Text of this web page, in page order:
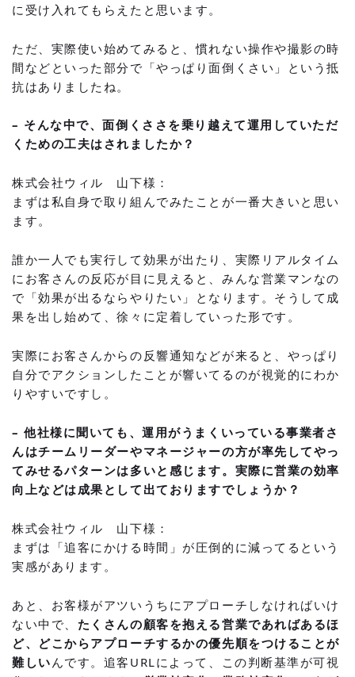
に受け入れてもらえたと思います。
ただ、実際使い始めてみると、慣れない操作や撮影の時
間などといった部分で「やっぱり面倒くさい」という抵
抗はありましたね。
– そんな中で、面倒くささを乗り越えて運用していただ
くための工夫はされましたか？
株式会社ウィル 山下様：
まずは私自身で取り組んでみたことが一番大きいと思い
ます。
誰か一人でも実行して効果が出たり、実際リアルタイム
にお客さんの反応が目に見えると、みんな営業マンなの
で「効果が出るならやりたい」となります。そうして成
果を出し始めて、徐々に定着していった形です。
実際にお客さんからの反響通知などが来ると、やっぱり
自分でアクションしたことが響いてるのが視覚的にわか
りやすいですし。
– 他社様に聞いても、運用がうまくいっている事業者さ
んはチームリーダーやマネージャーの方が率先してやっ
てみせるパターンは多いと感じます。実際に営業の効率
向上などは成果として出ておりますでしょうか？
株式会社ウィル 山下様：
まずは「追客にかける時間」が圧倒的に減ってるという
実感があります。
あと、お客様がアツいうちにアプローチしなければいけ
ない中で、 たくさんの顧客を抱える営業であればあるほ
ど、どこからアプローチするかの優先順をつけることが
難しいんです。追客URLによって、この判断基準が可視